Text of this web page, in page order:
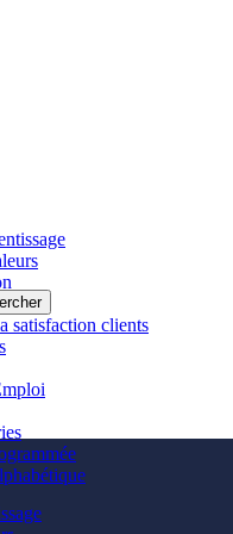
satisfaction clients